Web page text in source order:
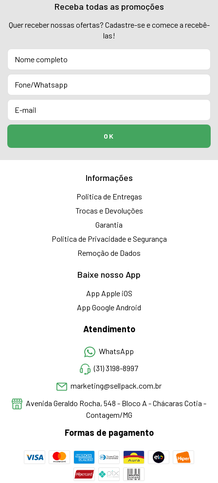
Receba todas as promoções
Quer receber nossas ofertas? Cadastre-se e comece a recebê-
las!
Informações
Politica de Entregas
Trocas e Devoluções
Garantia
Politica de Privacidade e Segurança
Remoção de Dados
Baixe nosso App
App Apple iOS
App Google Android
Atendimento
WhatsApp
(31) 3198-8997
marketing@sellpack.com.br
Avenida Geraldo Rocha, 548 - Bloco A - Chácaras Cotia -
Contagem/MG
Formas de pagamento